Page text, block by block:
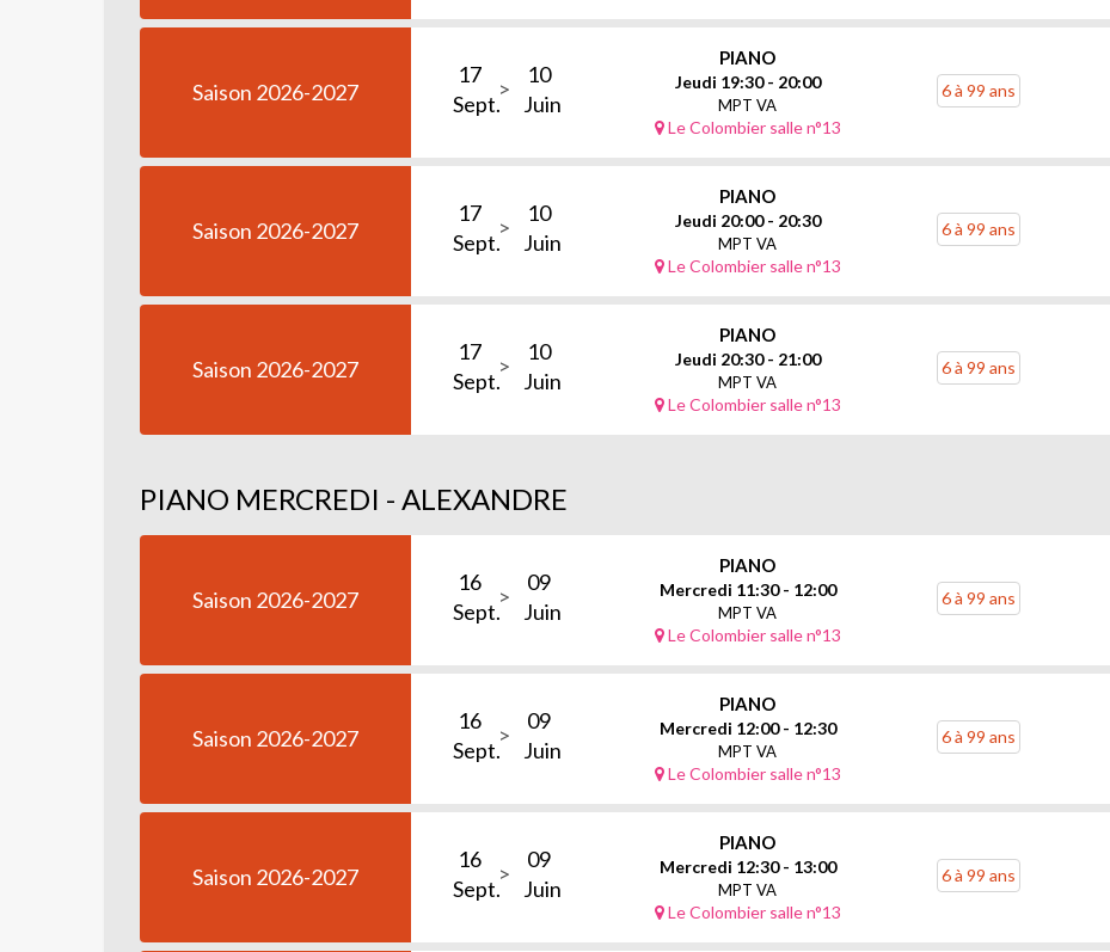
Saison 2026-2027
17
Sept.
10
Juin
PIANO
Jeudi 19:30 - 20:00
MPT VA
Le Colombier salle n°13
6 à 99 ans
Saison 2026-2027
17
Sept.
10
Juin
PIANO
Jeudi 20:00 - 20:30
MPT VA
Le Colombier salle n°13
6 à 99 ans
Saison 2026-2027
17
Sept.
10
Juin
PIANO
Jeudi 20:30 - 21:00
MPT VA
Le Colombier salle n°13
6 à 99 ans
PIANO MERCREDI - ALEXANDRE
Saison 2026-2027
16
Sept.
09
Juin
PIANO
Mercredi 11:30 - 12:00
MPT VA
Le Colombier salle n°13
6 à 99 ans
Saison 2026-2027
16
Sept.
09
Juin
PIANO
Mercredi 12:00 - 12:30
MPT VA
Le Colombier salle n°13
6 à 99 ans
Saison 2026-2027
16
Sept.
09
Juin
PIANO
Mercredi 12:30 - 13:00
MPT VA
Le Colombier salle n°13
6 à 99 ans